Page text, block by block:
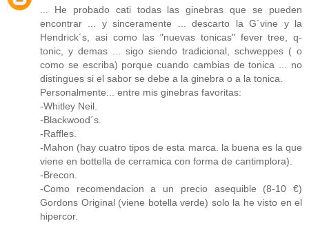
... He probado cati todas las ginebras que se pueden
encontrar ... y sinceramente ... descarto la G´vine y la
Hendrick´s, asi como las "nuevas tonicas" fever tree, q-
tonic, y demas ... sigo siendo tradicional, schweppes ( o
como se escriba) porque cuando cambias de tonica ... no
distingues si el sabor se debe a la ginebra o a la tonica.
Personalmente... entre mis ginebras favoritas:
-Whitley Neil.
-Blackwood´s.
-Raffles.
-Mahon (hay cuatro tipos de esta marca. la buena es la que
viene en bottella de cerramica con forma de cantimplora).
-Brecon.
-Como recomendacion a un precio asequible (8-10 €)
Gordons Original (viene botella verde) solo la he visto en el
hipercor.